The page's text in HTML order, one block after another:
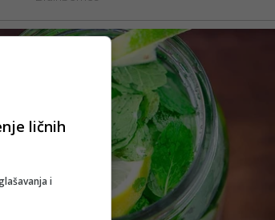
ličnih
i